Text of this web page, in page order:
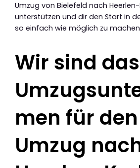
Umzug von Bielefeld nach
unterstützen und dir den Start in
so einfach wie möglich zu
Wir sind
men für den
Umzug